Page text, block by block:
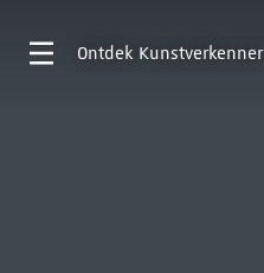
Ontdek Kunstverkenner